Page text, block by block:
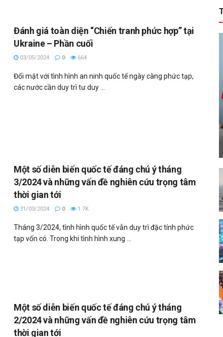
Đánh giá toàn diện “Chiến tranh phức hợp” tại
Ukraine – Phần cuối
03/05/2024 0 664
Đối mặt với tình hình an ninh quốc tế ngày càng phức tạp,
các nước cần duy trì tư duy ...
Một số diễn biến quốc tế đáng chú ý tháng
3/2024 và những vấn đề nghiên cứu trọng tâm
thời gian tới
31/03/2024 0 1.7K
Tháng 3/2024, tình hình quốc tế vẫn duy trì đặc tính phức
tạp vốn có. Trong khi tình hình xung ...
Một số diễn biến quốc tế đáng chú ý tháng
2/2024 và những vấn đề nghiên cứu trọng tâm
thời gian tới